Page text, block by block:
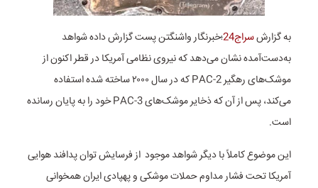
به گزارشسراج24
؛خبرنگار واشنگتن پست گزارش داده شواهد
به‌دست‌آمده نشان می‌دهد که نیروی نظامی آمریکا در قطر اکنون از
موشک‌های رهگیر PAC-2 که در سال ۲۰۰۰ ساخته شده استفاده
می‌کند، پس از آن که ذخایر موشک‌های PAC-3 خود را به پایان رسانده
است.
این موضوع کاملاً با دیگر شواهد موجود از فرسایش توان پدافند هوایی
آمریکا تحت فشار مداوم حملات موشکی و پهپادی ایران همخوانی